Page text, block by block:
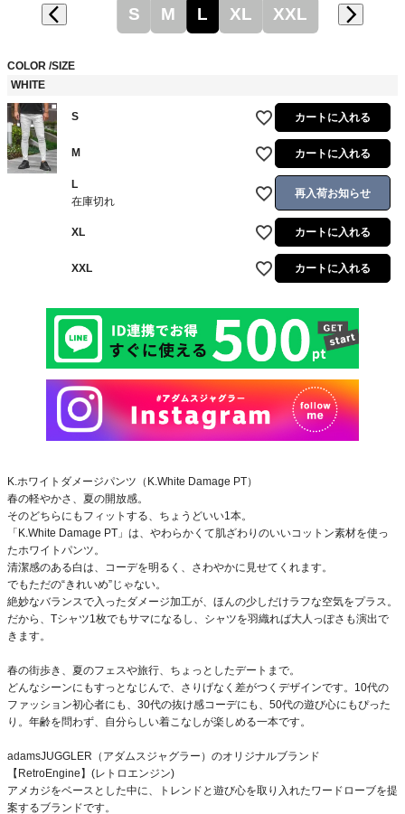
S M L XL XXL
COLOR SIZE
WHITE
S カートに入れる
M カートに入れる
L
在庫切れ
再入荷お知らせ
XL カートに入れる
XXL カートに入れる
K.ホワイトダメージパンツ（K.White Damage PT）
春の軽やかさ、夏の開放感。
そのどちらにもフィットする、ちょうどいい1本。
「K.White Damage PT」は、やわらかくて肌ざわりのいいコットン素材を使っ
たホワイトパンツ。
清潔感のある白は、コーデを明るく、さわやかに見せてくれます。
でもただの“きれいめ”じゃない。
絶妙なバランスで入ったダメージ加工が、ほんの少しだけラフな空気をプラス。
だから、Tシャツ1枚でもサマになるし、シャツを羽織れば大人っぽさも演出で
きます。
春の街歩き、夏のフェスや旅行、ちょっとしたデートまで。
どんなシーンにもすっとなじんで、さりげなく差がつくデザインです。10代の
ファッション初心者にも、30代の抜け感コーデにも、50代の遊び心にもぴった
り。年齢を問わず、自分らしい着こなしが楽しめる一本です。
adamsJUGGLER（アダムスジャグラー）のオリジナルブランド
【RetroEngine】(レトロエンジン)
アメカジをベースとした中に、トレンドと遊び心を取り入れたワードローブを提
案するブランドです。